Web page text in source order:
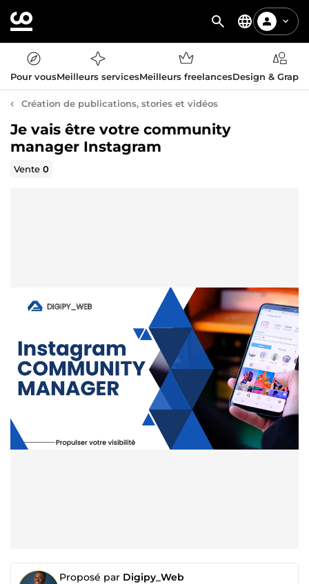
Pour vousMeilleurs servicesMeilleurs freelancesDesign &
Création de publications, stories et vidéos
Je vais être votre community
manager Instagram
Vente0
Proposé par Digipy_Web